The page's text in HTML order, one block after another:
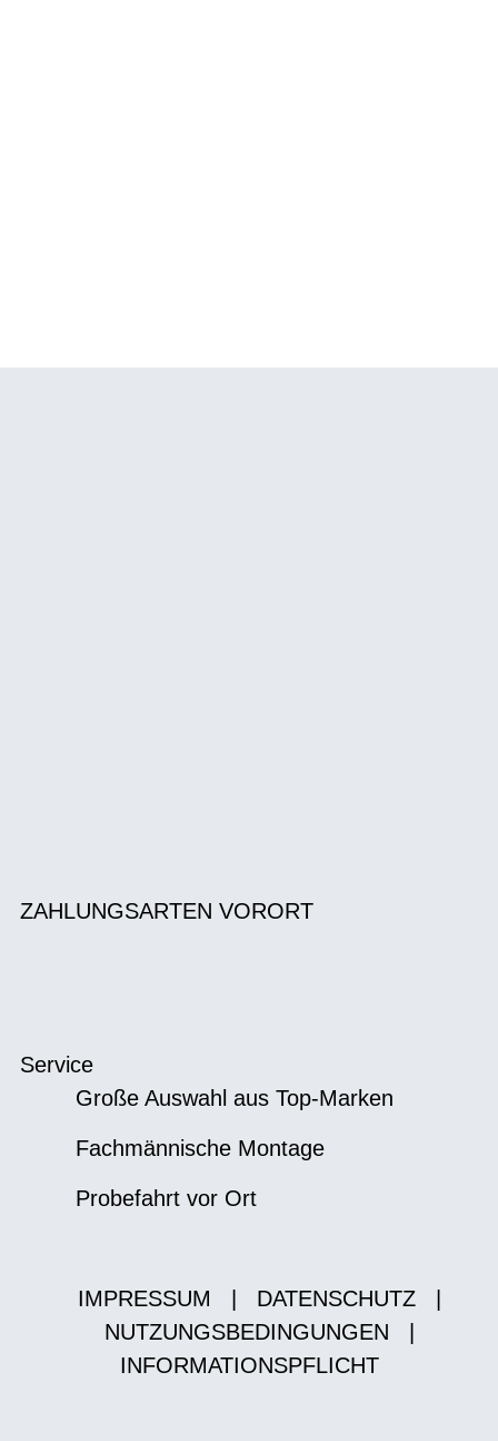
ZAHLUNGSARTEN VORORT
Service
Große Auswahl aus Top-Marken
Fachmännische Montage
Probefahrt vor Ort
IMPRESSUM DATENSCHUTZ
NUTZUNGSBEDINGUNGEN
INFORMATIONSPFLICHT